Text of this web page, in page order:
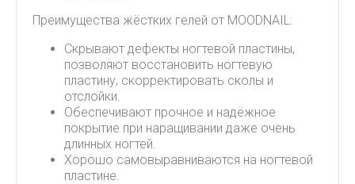
Преимущества жёстких гелей от MOODNAIL:
Скрывают дефекты ногтевой пластины,
позволяют восстановить ногтевую
пластину, скорректировать сколы и
отслойки.
Обеспечивают прочное и надёжное
покрытие при наращивании даже очень
длинных ногтей.
Хорошо самовыравниваются на ногтевой
пластине.